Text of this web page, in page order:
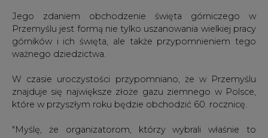
W czasie uroczystości przypomniano, że w Przemyślu
znajduje się największe złoże gazu ziemnego w Polsce,
które w przyszłym roku będzie obchodzić 60. rocznicę.
"Myślę, że organizatorom, którzy wybrali właśnie to
miasto na obchody górniczego święta nie chodziło tylko
o to, żeby podkreślić, że tu zaczęła się eksploatacja pod
wszystkim, aby pokazać rodzącą się perspektywę